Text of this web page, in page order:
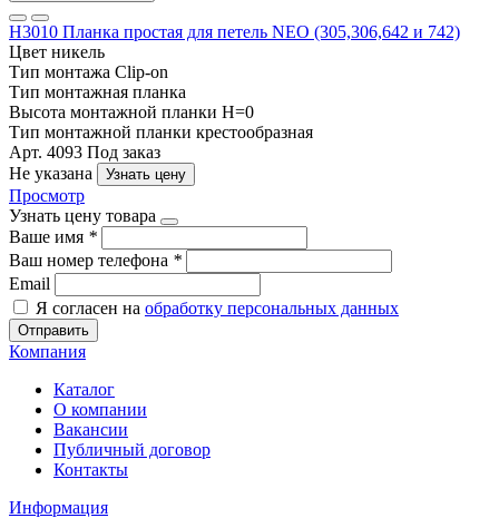
Н3010 Планка простая для петель NEO (305,306,642 и 742)
Цвет никель
Тип монтажа Clip-on
Тип монтажная планка
Высота монтажной планки H=0
Тип монтажной планки крестообразная
Арт. 4093 Под заказ
Не указана
Узнать цену
Просмотр
Узнать цену товара
Ваше имя *
Ваш номер телефона *
Email
Я согласен на обработку персональных данных
Отправить
Компания
Каталог
О компании
Вакансии
Публичный договор
Контакты
Информация